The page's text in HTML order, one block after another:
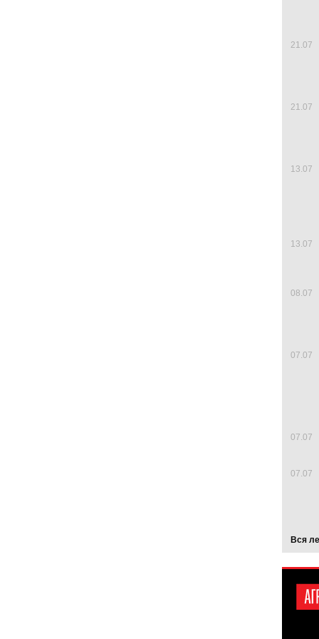
21.07
21.07
13.07
13.07
08.07
07.07
07.07
07.07
Вся